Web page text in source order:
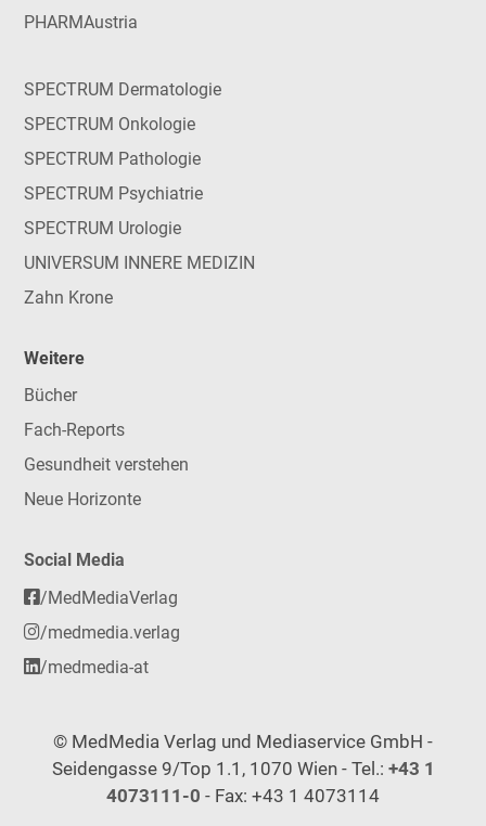
PHARMAustria
SPECTRUM Dermatologie
SPECTRUM Onkologie
SPECTRUM Pathologie
SPECTRUM Psychiatrie
SPECTRUM Urologie
UNIVERSUM INNERE MEDIZIN
Zahn Krone
Weitere
Bücher
Fach-Reports
Gesundheit verstehen
Neue Horizonte
Social Media
/MedMediaVerlag
/medmedia.verlag
/medmedia-at
© MedMedia Verlag und Mediaservice GmbH -
Seidengasse 9/Top 1.1, 1070 Wien - Tel.: +43 1
4073111-0 - Fax: +43 1 4073114